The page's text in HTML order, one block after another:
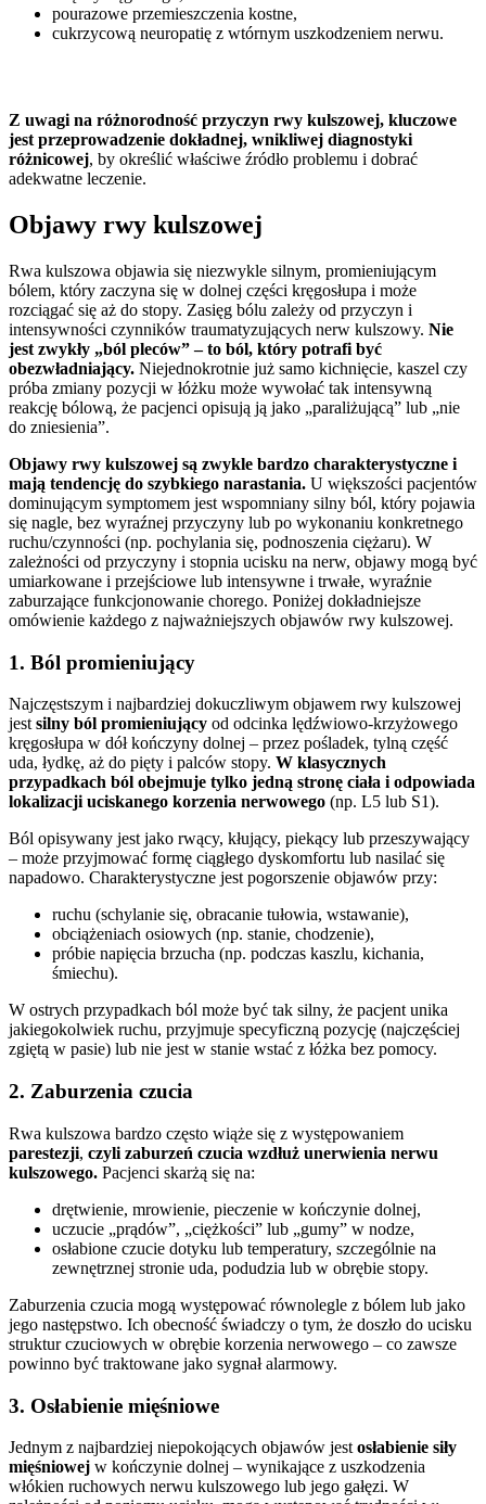
pourazowe przemieszczenia kostne,
cukrzycową neuropatię z wtórnym uszkodzeniem nerwu.
Z uwagi na różnorodność przyczyn rwy kulszowej, kluczowe
jest przeprowadzenie dokładnej, wnikliwej diagnostyki
różnicowej, by określić właściwe źródło problemu i dobrać
adekwatne leczenie.
Objawy rwy kulszowej
Rwa kulszowa objawia się niezwykle silnym, promieniującym
bólem, który zaczyna się w dolnej części kręgosłupa i może
rozciągać się aż do stopy. Zasięg bólu zależy od przyczyn i
intensywności czynników traumatyzujących nerw kulszowy. Nie
jest zwykły „ból pleców” – to ból, który potrafi być
obezwładniający. Niejednokrotnie już samo kichnięcie, kaszel czy
próba zmiany pozycji w łóżku może wywołać tak intensywną
reakcję bólową, że pacjenci opisują ją jako „paraliżującą” lub „nie
do zniesienia”.
Objawy rwy kulszowej są zwykle bardzo charakterystyczne i
mają tendencję do szybkiego narastania. U większości pacjentów
dominującym symptomem jest wspomniany silny ból, który pojawia
się nagle, bez wyraźnej przyczyny lub po wykonaniu konkretnego
ruchu/czynności (np. pochylania się, podnoszenia ciężaru). W
zależności od przyczyny i stopnia ucisku na nerw, objawy mogą być
umiarkowane i przejściowe lub intensywne i trwałe, wyraźnie
zaburzające funkcjonowanie chorego. Poniżej dokładniejsze
omówienie każdego z najważniejszych objawów rwy kulszowej.
1. Ból promieniujący
Najczęstszym i najbardziej dokuczliwym objawem rwy kulszowej
jest silny ból promieniujący od odcinka lędźwiowo-krzyżowego
kręgosłupa w dół kończyny dolnej – przez pośladek, tylną część
uda, łydkę, aż do pięty i palców stopy. W klasycznych
przypadkach ból obejmuje tylko jedną stronę ciała i odpowiada
lokalizacji uciskanego korzenia nerwowego (np. L5 lub S1).
Ból opisywany jest jako rwący, kłujący, piekący lub przeszywający
– może przyjmować formę ciągłego dyskomfortu lub nasilać się
napadowo. Charakterystyczne jest pogorszenie objawów przy:
ruchu (schylanie się, obracanie tułowia, wstawanie),
obciążeniach osiowych (np. stanie, chodzenie),
próbie napięcia brzucha (np. podczas kaszlu, kichania,
śmiechu).
W ostrych przypadkach ból może być tak silny, że pacjent unika
jakiegokolwiek ruchu, przyjmuje specyficzną pozycję (najczęściej
zgiętą w pasie) lub nie jest w stanie wstać z łóżka bez pomocy.
2. Zaburzenia czucia
Rwa kulszowa bardzo często wiąże się z występowaniem
parestezji, czyli zaburzeń czucia wzdłuż unerwienia nerwu
kulszowego. Pacjenci skarżą się na:
drętwienie, mrowienie, pieczenie w kończynie dolnej,
uczucie „prądów”, „ciężkości” lub „gumy” w nodze,
osłabione czucie dotyku lub temperatury, szczególnie na
zewnętrznej stronie uda, podudzia lub w obrębie stopy.
Zaburzenia czucia mogą występować równolegle z bólem lub jako
jego następstwo. Ich obecność świadczy o tym, że doszło do ucisku
struktur czuciowych w obrębie korzenia nerwowego – co zawsze
powinno być traktowane jako sygnał alarmowy.
3. Osłabienie mięśniowe
Jednym z najbardziej niepokojących objawów jest osłabienie siły
mięśniowej w kończynie dolnej – wynikające z uszkodzenia
włókien ruchowych nerwu kulszowego lub jego gałęzi. W